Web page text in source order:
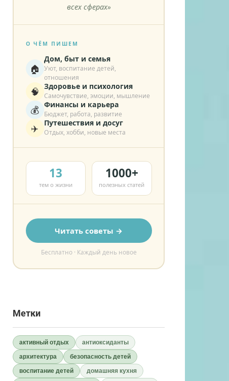
всех сферах»
О ЧЁМ ПИШЕМ
🏠
Дом, быт и семья
Уют, воспитание детей,
отношения
🧠 Здоровье и психология
Самочувствие, эмоции, мышление
💰 Финансы и карьера
Бюджет, работа, развитие
✈️ Путешествия и досуг
Отдых, хобби, новые места
13
тем о жизни
1000+
полезных статей
Читать советы →
Бесплатно · Каждый день новое
Метки
активный отдых
антиоксиданты
архитектура
безопасность детей
воспитание детей
домашняя кухня